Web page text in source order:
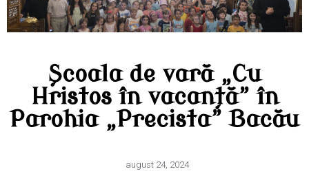
Școala de vară „Cu
Hristos în vacanță” în
Parohia „Precista” Bacău
august 24, 2024